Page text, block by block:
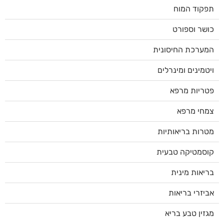
תפקוד המוח
כושר וספורט
המערכת החיסונית
ויטמינים ומינרלים
פטריות מרפא
צמחי מרפא
מטרות בריאותיות
קוסמטיקה טבעית
בריאות מינית
אביזרי בריאות
מגזין טבע בריא